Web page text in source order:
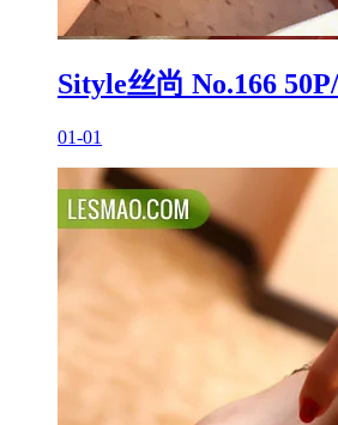
Sityle丝尚 No.166
01-01